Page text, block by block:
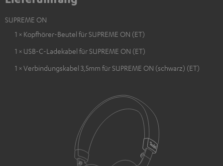
SUPREME ON
1 × Kopfhörer-Beutel für SUPREME ON (ET)
1 × USB-C-Ladekabel für SUPREME ON (ET)
1 × Verbindungskabel 3,5mm für SUPREME ON (schwarz) (ET)